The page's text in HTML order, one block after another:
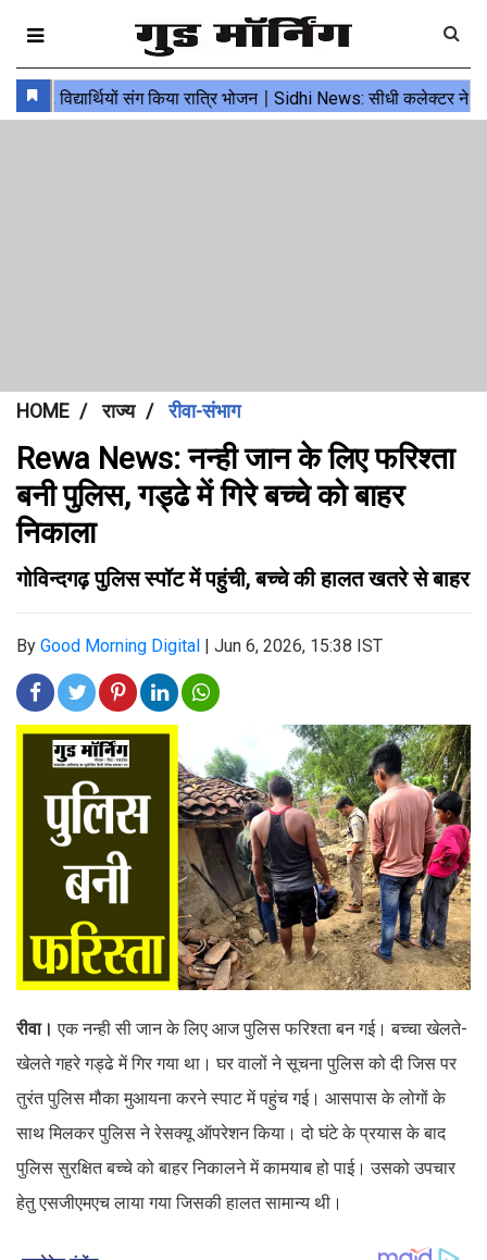
HOME राज्य रीवा-संभाग
Rewa News: नन्ही जान के लिए फरिश्ता
बनी पुलिस, गड्ढे में गिरे बच्चे को बाहर
निकाला
गोविन्दगढ़ पुलिस स्पॉट में पहुंची, बच्चे की हालत खतरे से बाहर
By Good Morning Digital | Jun 6, 2026, 15:38 IST
रीवा।एक नन्ही सी जान के लिए आज पुलिस फरिश्ता बन गई। बच्चा खेलते-
खेलते गहरे गड्ढे में गिर गया था। घर वालों ने सूचना पुलिस को दी जिस पर
तुरंत पुलिस मौका मुआयना करने स्पाट में पहुंच गई। आसपास के लोगों के
साथ मिलकर पुलिस ने रेसक्यू ऑपरेशन किया। दो घंटे के प्रयास के बाद
पुलिस सुरक्षित बच्चे को बाहर निकालने में कामयाब हो पाई। उसको उपचार
हेतु एसजीएमएच लाया गया जिसकी हालत सामान्य थी।